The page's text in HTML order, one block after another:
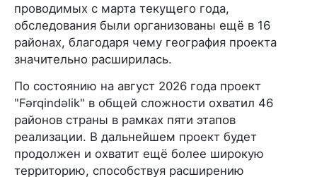
проводимых с марта текущего года,
обследования были организованы ещё в 16
районах, благодаря чему география проекта
значительно расширилась.
По состоянию на август 2026 года проект
"Fərqindəlik" в общей сложности охватил 46
районов страны в рамках пяти этапов
реализации. В дальнейшем проект будет
продолжен и охватит ещё более широкую
территорию, способствуя расширению